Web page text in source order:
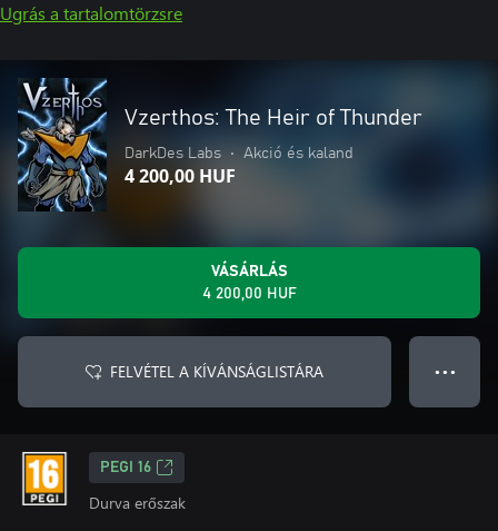
Ugrás a tartalomtörzsre
Vzerthos: The Heir of Thunder
DarkDes Labs • Akció és kaland
4 200,00 HUF
VÁSÁRLÁS
4 200,00 HUF
FELVÉTEL A KÍVÁNSÁGLISTÁRA ● ● ●
PEGI 16
Durva erőszak